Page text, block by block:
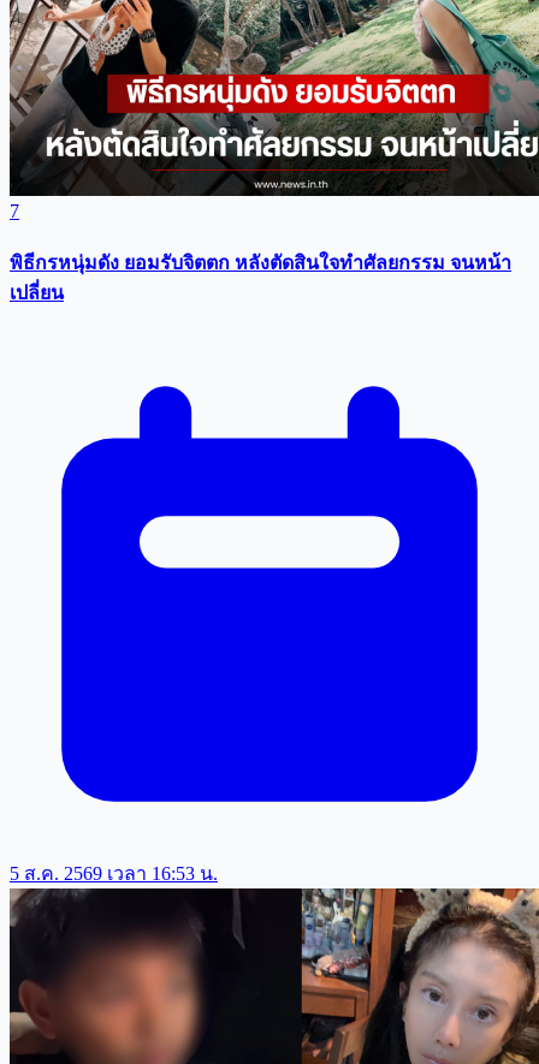
7
พิธีกรหนุ่มดัง ยอมรับจิตตก หลังตัดสินใจทำศัลยกรรม จนหน้า
เปลี่ยน
5 ส.ค. 2569 เวลา 16:53 น.